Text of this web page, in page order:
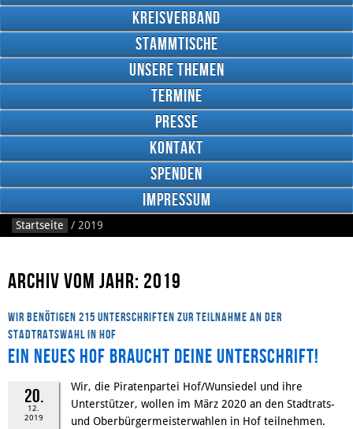
Twitter
Google
Plus
YouTube
Kreisverband
Stammtische
Unsere Themen
Termine
Presse
Kontakt
Spenden
Impressum
Startseite / 2019
Archiv vom Jahr: 2019
Wir benötigen 215 Unterschriften zur Teilnahme an der
Stadtratswahl in Hof
Ein neues Hof braucht deine Unterschrift!
20.
12.
2019
Wir, die Piratenpartei Hof/Wunsiedel und ihre
Unterstützer, wollen im März 2020 an den Stadtrats-
und Oberbürgermeisterwahlen in Hof teilnehmen.